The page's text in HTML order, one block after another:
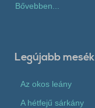
Bővebben...
Legújabb mesék
Az okos leány
A hétfejű sárkány